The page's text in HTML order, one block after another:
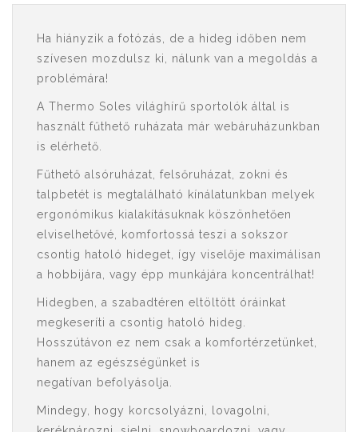
Ha hiányzik a fotózás, de a hideg időben nem
szívesen mozdulsz ki, nálunk van a megoldás a
problémára!
A Thermo Soles világhírű sportolók által is
használt fűthető ruházata már webáruházunkban
is elérhető.
Fűthető alsóruházat, felsőruházat, zokni és
talpbetét is megtalálható kínálatunkban melyek
ergonómikus kialakításuknak köszönhetően
elviselhetővé, komfortossá teszi a sokszor
csontig hatoló hideget, így viselője maximálisan
a hobbijára, vagy épp munkájára koncentrálhat!
Hidegben, a szabadtéren eltöltött óráinkat
megkeseríti a csontig hatoló hideg.
Hosszútávon ez nem csak a komfortérzetünket,
hanem az egészségünket is
negatívan befolyásolja.
Mindegy, hogy korcsolyázni, lovagolni,